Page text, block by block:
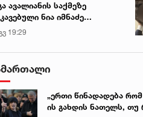
2022 • 13:37
ევროპა უზრუნველყოფს
ავალიანის საქმეზე
ნია იმნაძე
გადაჰყავთ
19:29
„ერთი წინადადება
ის გახდის ნათელს, თუ